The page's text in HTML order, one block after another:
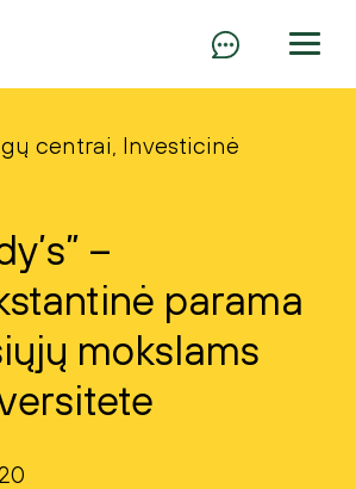
centrai, Investicinė
–
parama
mokslams